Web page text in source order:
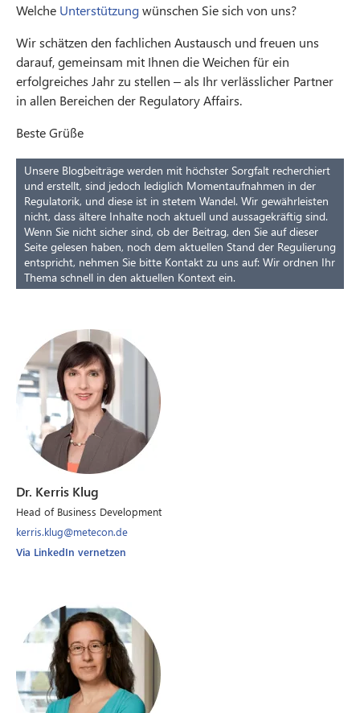
Welche Unterstützungwünschen Sie sich von uns?
Wir schätzen den fachlichen Austausch und freuen uns
darauf, gemeinsam mit Ihnen die Weichen für ein
erfolgreiches Jahr zu stellen – als Ihr verlässlicher Partner
in allen Bereichen der Regulatory Affairs.
Beste Grüße
Unsere Blogbeiträge werden mit höchster Sorgfalt recherchiert
und erstellt, sind jedoch lediglich Momentaufnahmen in der
Regulatorik, und diese ist in stetem Wandel. Wir gewährleisten
nicht, dass ältere Inhalte noch aktuell und aussagekräftig sind.
Wenn Sie nicht sicher sind, ob der Beitrag, den Sie auf dieser
Seite gelesen haben, noch dem aktuellen Stand der Regulierung
entspricht, nehmen Sie bitte Kontakt zu uns auf: Wir ordnen Ihr
Thema schnell in den aktuellen Kontext ein.
Dr. Kerris Klug
Head of Business Development
kerris.klug@metecon.de
Via LinkedIn vernetzen